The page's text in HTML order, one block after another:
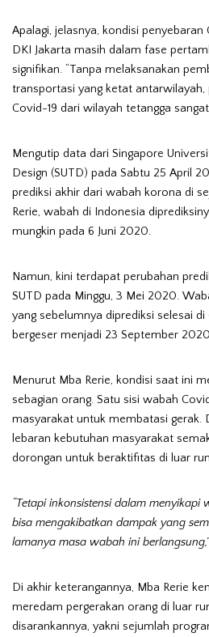
Apalagi, jelasnya, kondisi
DKI Jakarta masih dalam fase
signifikan. “Tanpa melaksanakan
transportasi yang ketat antarwilayah,
Covid-19 dari wilayah tetangga
Mengutip data dari Singapore
Design (SUTD) pada Sabtu 25 April
prediksi akhir dari wabah korona di
Rerie, wabah di Indonesia
mungkin pada 6 Juni 2020.
Namun, kini terdapat perubahan
SUTD pada Minggu, 3 Mei 2020.
yang sebelumnya diprediksi selesai di
bergeser menjadi 23 September
Menurut Mba Rerie, kondisi saat ini
sebagian orang. Satu sisi wabah
masyarakat untuk membatasi gerak.
lebaran kebutuhan masyarakat
dorongan untuk beraktifitas di luar
“Tetapi inkonsistensi dalam
bisa mengakibatkan dampak yang
lamanya masa wabah ini berlangsung,”
Di akhir keterangannya, Mba Rerie
meredam pergerakan orang di luar
disarankannya, yakni sejumlah